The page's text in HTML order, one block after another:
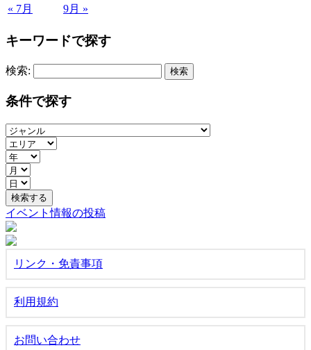
« 7月 9月 »
キーワードで探す
検索:
条件で探す
イベント情報の投稿
リンク・免責事項
利用規約
お問い合わせ